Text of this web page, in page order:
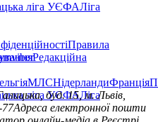
ліга УЄФАЛіга
Правила
Редакційна
viber
МЛСНідерландиФранція
ліга УЄФАЛіга
буд. 15, м. Львів,
Адреса електронної пошти